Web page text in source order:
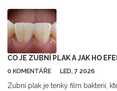
nezbytností. Přečtěte si o
postupech, které vám mohou
zdravých zubů bez jakéhokoliv
CO JE ZUBNÍ PLAK A JAK HO
0 KOMENTÁŘE LED, 7 2026
Zubní plak je tenký film bakterií,